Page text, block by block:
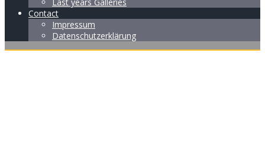
Contact
Impressum
Datenschutzerklärung